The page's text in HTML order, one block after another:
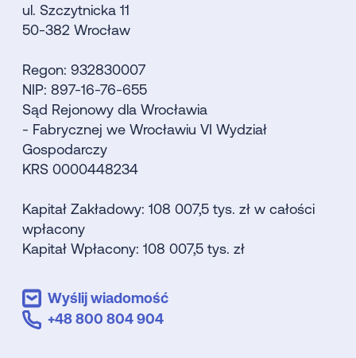
ul. Szczytnicka 11
50-382 Wrocław
Regon: 932830007
NIP: 897-16-76-655
Sąd Rejonowy dla Wrocławia
- Fabrycznej we Wrocławiu VI Wydział
Gospodarczy
KRS 0000448234
Kapitał Zakładowy: 108 007,5 tys. zł w całości
wpłacony
Kapitał Wpłacony: 108 007,5 tys. zł
Wyślij wiadomość
+48 800 804 904